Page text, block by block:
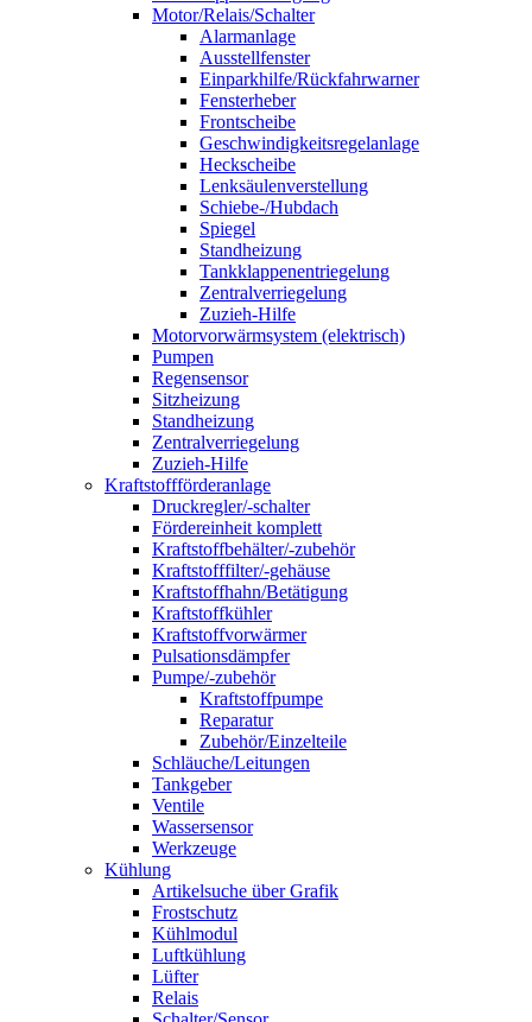
Motor/Relais/Schalter
Alarmanlage
Ausstellfenster
Einparkhilfe/Rückfahrwarner
Fensterheber
Frontscheibe
Geschwindigkeitsregelanlage
Heckscheibe
Lenksäulenverstellung
Schiebe-/Hubdach
Spiegel
Standheizung
Tankklappenentriegelung
Zentralverriegelung
Zuzieh-Hilfe
Motorvorwärmsystem (elektrisch)
Pumpen
Regensensor
Sitzheizung
Standheizung
Zentralverriegelung
Zuzieh-Hilfe
Kraftstoffförderanlage
Druckregler/-schalter
Fördereinheit komplett
Kraftstoffbehälter/-zubehör
Kraftstofffilter/-gehäuse
Kraftstoffhahn/Betätigung
Kraftstoffkühler
Kraftstoffvorwärmer
Pulsationsdämpfer
Pumpe/-zubehör
Kraftstoffpumpe
Reparatur
Zubehör/Einzelteile
Schläuche/Leitungen
Tankgeber
Ventile
Wassersensor
Werkzeuge
Kühlung
Artikelsuche über Grafik
Frostschutz
Kühlmodul
Luftkühlung
Lüfter
Relais